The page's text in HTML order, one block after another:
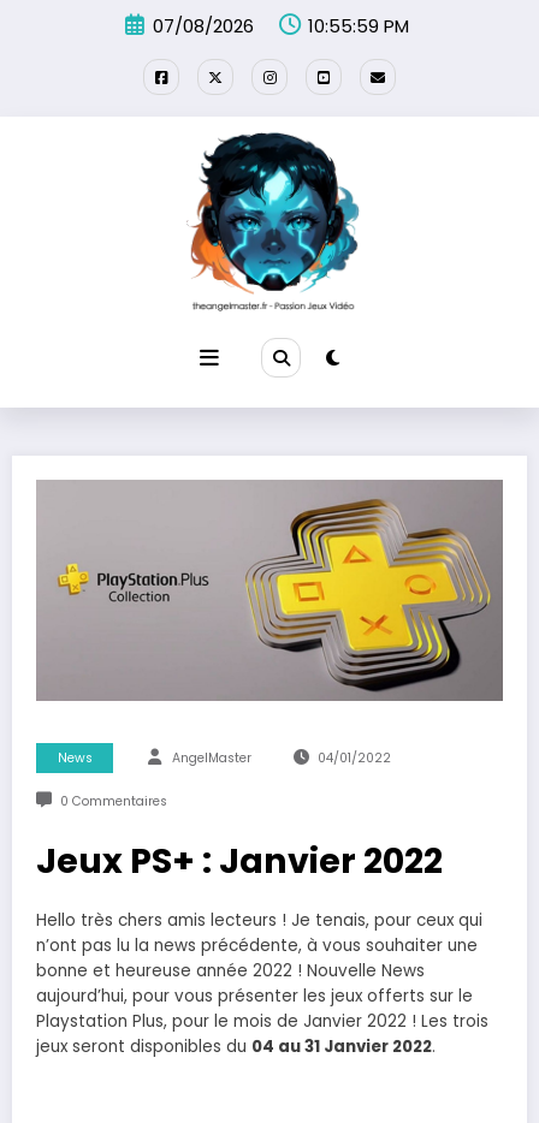
07/08/2026 10:56:00 PM
News AngelMaster 04/01/2022
0 Commentaires
Jeux PS+ : Janvier 2022
Hello très chers amis lecteurs ! Je tenais, pour ceux qui
n’ont pas lu la news précédente, à vous souhaiter une
bonne et heureuse année 2022 ! Nouvelle News
aujourd’hui, pour vous présenter les jeux offerts sur le
Playstation Plus, pour le mois de Janvier 2022 ! Les trois
jeux seront disponibles du 04 au 31 Janvier 2022.